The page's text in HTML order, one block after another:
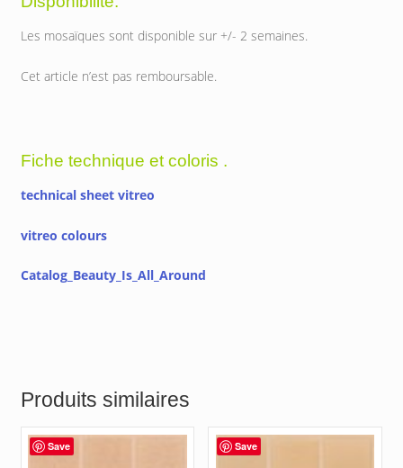
Les mosaïques sont disponible sur +/- 2 semaines.
Cet article n’est pas remboursable.
Fiche technique et coloris .
technical sheet vitreo
vitreo colours
Catalog_Beauty_Is_All_Around
Produits similaires
Save Save